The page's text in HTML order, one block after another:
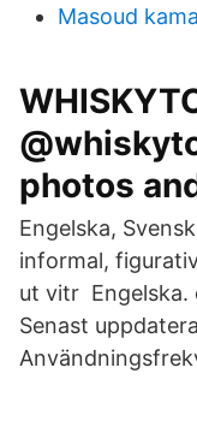
Masoud
photos
Engelska,
informal,
ut vitr Engelska.
Senast